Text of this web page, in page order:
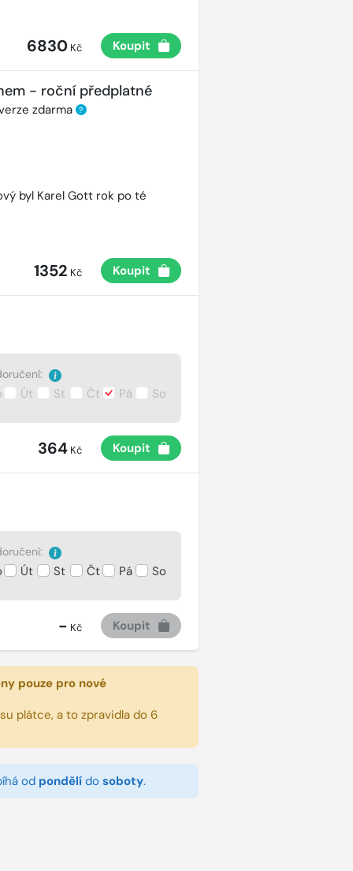
6830Kč Koupit
- roční předplatné
zdarma ?
byl Karel Gott rok po té
1352 Kč Koupit
Út St Čt Pá So
364Kč Koupit
Út St Čt Pá So
- Kč Koupit
pouze pro nové
plátce, a to zpravidla do 6
od pondělído soboty.